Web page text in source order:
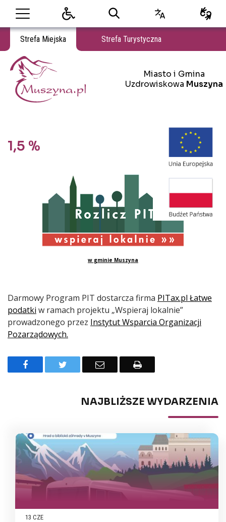
Strefa Miejska Strefa Turystyczna
Miasto i Gmina Uzdrowiskowa Muszyna
Miasto i Gmina
Uzdrowiskowa Muszyna
Miasto i Gmina Uzdrowiskowa Muszyna
1,5 %
w gminie Muszyna
Darmowy Program PIT dostarcza firma PITax.pl Łatwe
podatki w ramach projektu „Wspieraj lokalnie”
prowadzonego przez Instytut Wsparcia Organizacji
Pozarządowych.
FacebookTwitter Email Drukuj
NAJBLIŻSZE WYDARZENIA
13 CZE